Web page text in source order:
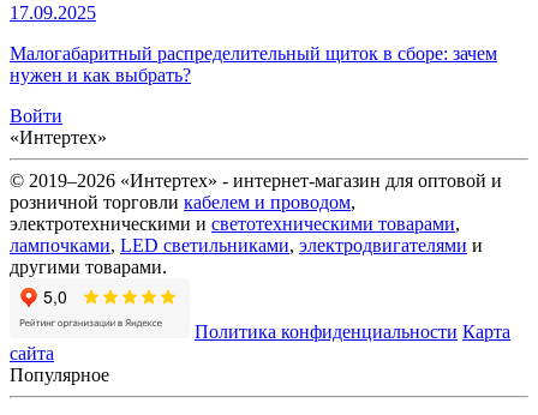
17.09.2025
Малогабаритный распределительный щиток в сборе: зачем
нужен и как выбрать?
Войти
«Интертех»
© 2019–2026 «Интертех» - интернет-магазин для оптовой и
розничной торговли кабелем и проводом,
электротехническими и светотехническими товарами,
лампочками, LED светильниками, электродвигателями и
другими товарами.
Политика конфиденциальности Карта
сайта
Популярное